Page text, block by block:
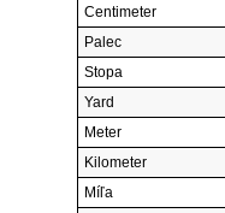
Centimeter
Palec
Stopa
Yard
Meter
Kilometer
Míľa